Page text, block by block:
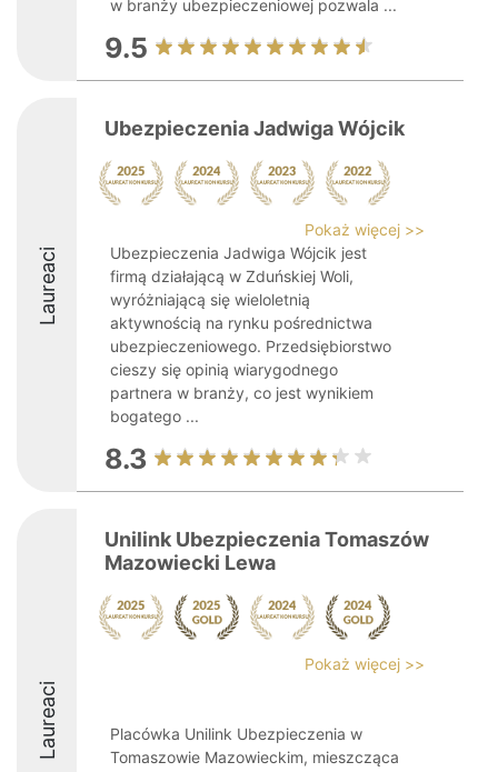
w branży ubezpieczeniowej pozwala ...
9.5
Laureaci
Ubezpieczenia Jadwiga Wójcik
Pokaż więcej >>
Ubezpieczenia Jadwiga Wójcik jest
firmą działającą w Zduńskiej Woli,
wyróżniającą się wieloletnią
aktywnością na rynku pośrednictwa
ubezpieczeniowego. Przedsiębiorstwo
cieszy się opinią wiarygodnego
partnera w branży, co jest wynikiem
bogatego ...
8.3
Laureaci
Unilink Ubezpieczenia Tomaszów
Mazowiecki Lewa
Pokaż więcej >>
Placówka Unilink Ubezpieczenia w
Tomaszowie Mazowieckim, mieszcząca